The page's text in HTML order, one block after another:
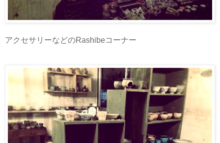
アクセサリーなどのRashibeコーナー